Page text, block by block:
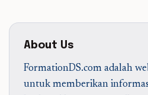
About Us
FormationDS.com adalah
untuk memberikan